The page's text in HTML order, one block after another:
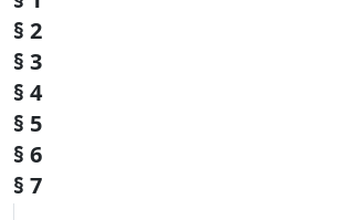
§ 2
§ 3
§ 4
§ 5
§ 6
§ 7